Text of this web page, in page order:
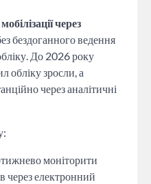
через
бездоганного ведення
До 2026 року
обліку зросли, а
через аналітичні
моніторити
через електронний